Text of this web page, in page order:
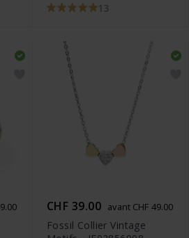
13
CHF 39.00 avant CHF 49.00
Fossil Collier Vintage